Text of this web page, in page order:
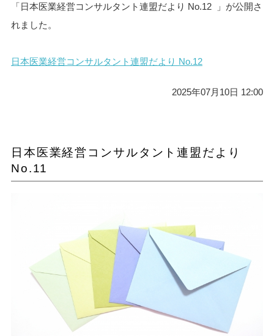
「日本医業経営コンサルタント連盟だより No.12 」が公開さ
れました。
日本医業経営コンサルタント連盟だより No.12
2025年07月10日 12:00
日本医業経営コンサルタント連盟だより
No.11